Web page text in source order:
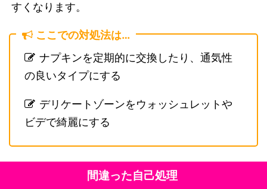
すくなります。
ここでの対処法は…
ナプキンを定期的に交換したり、通気性
の良いタイプにする
デリケートゾーンをウォッシュレットや
ビデで綺麗にする
間違った自己処理